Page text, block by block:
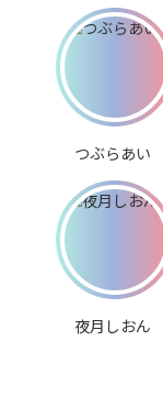
つぶらあい
夜月しおん